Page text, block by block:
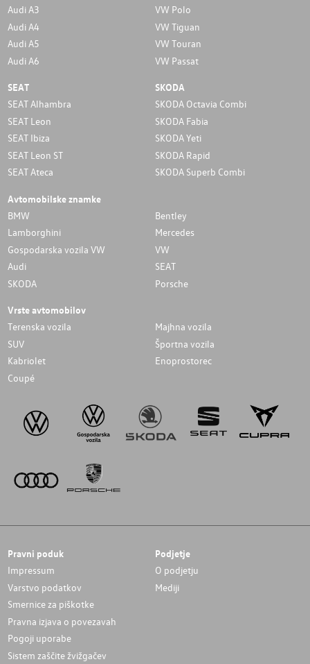
Audi A3
Audi A4
Audi A5
Audi A6
VW Polo
VW Tiguan
VW Touran
VW Passat
SEAT
SEAT Alhambra
SEAT Leon
SEAT Ibiza
SEAT Leon ST
SEAT Ateca
SKODA
SKODA Octavia Combi
SKODA Fabia
SKODA Yeti
SKODA Rapid
SKODA Superb Combi
Avtomobilske znamke
BMW
Bentley
Lamborghini
Mercedes
Gospodarska vozila VW
VW
Audi
SEAT
SKODA
Porsche
Vrste avtomobilov
Terenska vozila
Majhna vozila
SUV
Športna vozila
Kabriolet
Enoprostorec
Coupé
Pravni poduk
Impressum
Varstvo podatkov
Smernice za piškotke
Pravna izjava o povezavah
Pogoji uporabe
Sistem zaščite žvižgačev
Podjetje
O podjetju
Mediji